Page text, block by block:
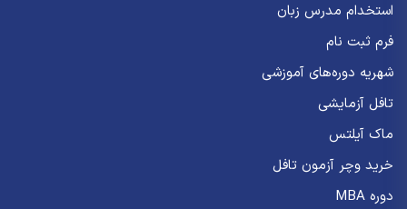
استخدام مدرس زبان
فرم ثبت نام
شهریه دوره‌های آموزشی
تافل آزمایشی
ماک آیلتس
خرید وچر آزمون تافل
دوره MBA